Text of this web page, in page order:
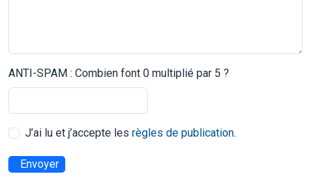
ANTI-SPAM : Combien font 0 multiplié par 5 ?
J’ai lu et j’accepte les règles de publication.
Envoyer